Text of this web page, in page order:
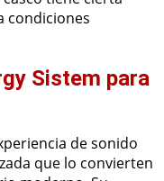
condiciones
Sistem para
de sonido
que lo convierten